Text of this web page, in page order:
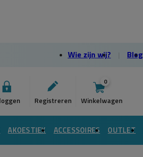
Blog
Wie zijn wij?
0
AKOESTIEK ACCESSOIRES OUTLET